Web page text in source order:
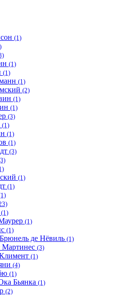
(1)
(1)
(1)
(1)
(2)
(1)
(1)
(3)
(1)
(1)
(1)
(3)
(1)
(1)
(1)
(1)
(1)
де Нёвиль (1)
Мартинес (3)
(1)
(4)
(1)
Бьянка (1)
(2)